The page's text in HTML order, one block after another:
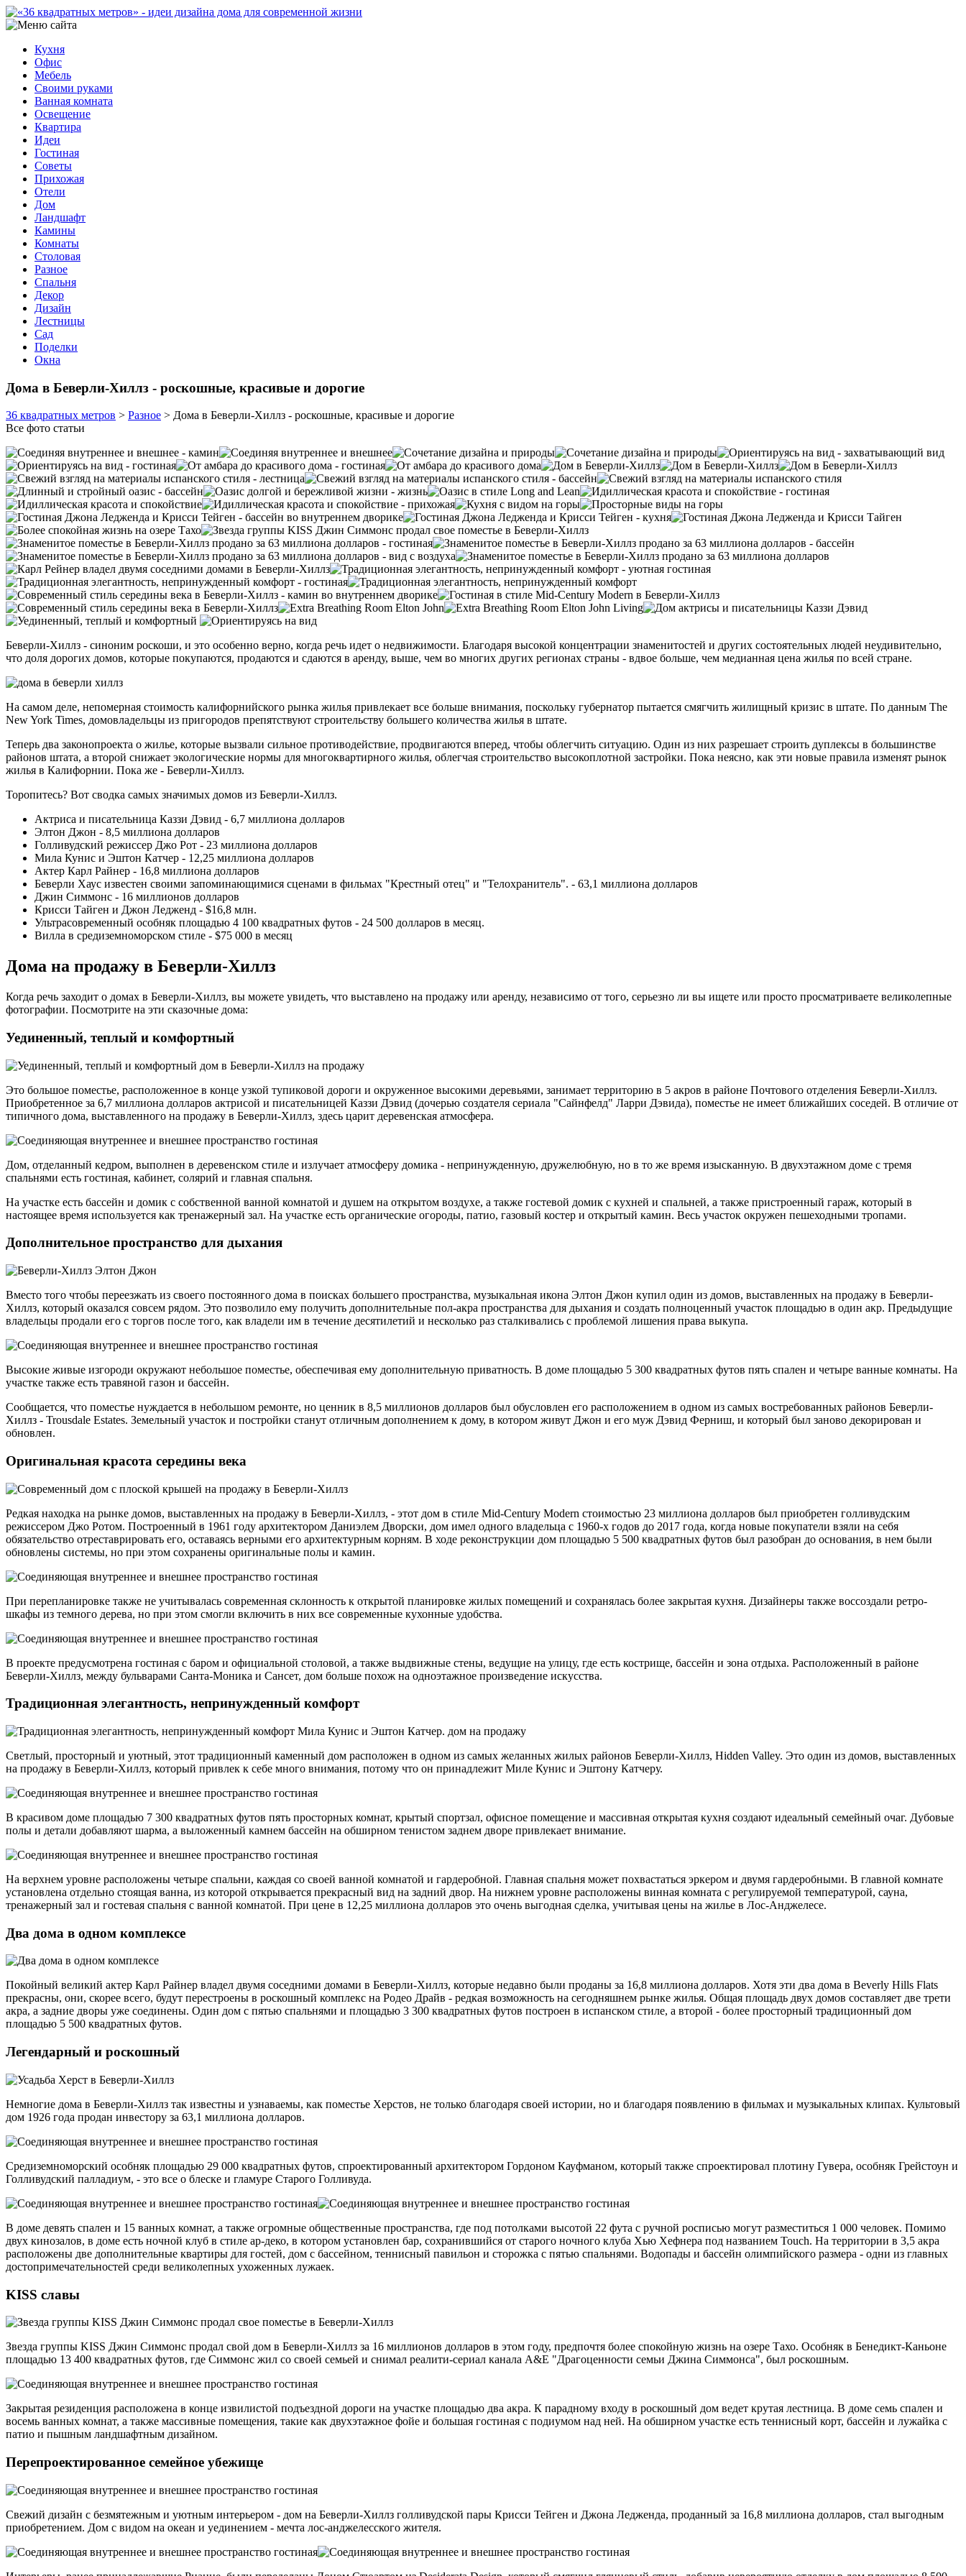
Кухня
Офис
Мебель
Своими руками
Ванная комната
Освещение
Квартира
Идеи
Гостиная
Советы
Прихожая
Отели
Дом
Ландшафт
Камины
Комнаты
Столовая
Разное
Спальня
Декор
Дизайн
Лестницы
Сад
Поделки
Окна
Дома в Беверли-Хиллз - роскошные, красивые и дорогие
36 квадратных метров > Разное > Дома в Беверли-Хиллз - роскошные, красивые и дорогие
Все фото статьи
Беверли-Хиллз - синоним роскоши, и это особенно верно, когда речь идет о недвижимости. Благодаря высокой концентрации знаменитостей и других состоятельных людей неудивительно,
что доля дорогих домов, которые покупаются, продаются и сдаются в аренду, выше, чем во многих других регионах страны - вдвое больше, чем медианная цена жилья по всей стране.
На самом деле, непомерная стоимость калифорнийского рынка жилья привлекает все больше внимания, поскольку губернатор пытается смягчить жилищный кризис в штате. По данным The
New York Times, домовладельцы из пригородов препятствуют строительству большего количества жилья в штате.
Теперь два законопроекта о жилье, которые вызвали сильное противодействие, продвигаются вперед, чтобы облегчить ситуацию. Один из них разрешает строить дуплексы в большинстве
районов штата, а второй снижает экологические нормы для многоквартирного жилья, облегчая строительство высокоплотной застройки. Пока неясно, как эти новые правила изменят рынок
жилья в Калифорнии. Пока же - Беверли-Хиллз.
Торопитесь? Вот сводка самых значимых домов из Беверли-Хиллз.
Актриса и писательница Каззи Дэвид - 6,7 миллиона долларов
Элтон Джон - 8,5 миллиона долларов
Голливудский режиссер Джо Рот - 23 миллиона долларов
Мила Кунис и Эштон Катчер - 12,25 миллиона долларов
Актер Карл Райнер - 16,8 миллиона долларов
Беверли Хаус известен своими запоминающимися сценами в фильмах "Крестный отец" и "Телохранитель". - 63,1 миллиона долларов
Джин Симмонс - 16 миллионов долларов
Крисси Тайген и Джон Ледженд - $16,8 млн.
Ультрасовременный особняк площадью 4 100 квадратных футов - 24 500 долларов в месяц.
Вилла в средиземноморском стиле - $75 000 в месяц
Дома на продажу в Беверли-Хиллз
Когда речь заходит о домах в Беверли-Хиллз, вы можете увидеть, что выставлено на продажу или аренду, независимо от того, серьезно ли вы ищете или просто просматриваете великолепные
фотографии. Посмотрите на эти сказочные дома:
Уединенный, теплый и комфортный
Это большое поместье, расположенное в конце узкой тупиковой дороги и окруженное высокими деревьями, занимает территорию в 5 акров в районе Почтового отделения Беверли-Хиллз.
Приобретенное за 6,7 миллиона долларов актрисой и писательницей Каззи Дэвид (дочерью создателя сериала "Сайнфелд" Ларри Дэвида), поместье не имеет ближайших соседей. В отличие от
типичного дома, выставленного на продажу в Беверли-Хиллз, здесь царит деревенская атмосфера.
Дом, отделанный кедром, выполнен в деревенском стиле и излучает атмосферу домика - непринужденную, дружелюбную, но в то же время изысканную. В двухэтажном доме с тремя
спальнями есть гостиная, кабинет, солярий и главная спальня.
На участке есть бассейн и домик с собственной ванной комнатой и душем на открытом воздухе, а также гостевой домик с кухней и спальней, а также пристроенный гараж, который в
настоящее время используется как тренажерный зал. На участке есть органические огороды, патио, газовый костер и открытый камин. Весь участок окружен пешеходными тропами.
Дополнительное пространство для дыхания
Вместо того чтобы переезжать из своего постоянного дома в поисках большего пространства, музыкальная икона Элтон Джон купил один из домов, выставленных на продажу в Беверли-
Хиллз, который оказался совсем рядом. Это позволило ему получить дополнительные пол-акра пространства для дыхания и создать полноценный участок площадью в один акр. Предыдущие
владельцы продали его с торгов после того, как владели им в течение десятилетий и несколько раз сталкивались с проблемой лишения права выкупа.
Высокие живые изгороди окружают небольшое поместье, обеспечивая ему дополнительную приватность. В доме площадью 5 300 квадратных футов пять спален и четыре ванные комнаты. На
участке также есть травяной газон и бассейн.
Сообщается, что поместье нуждается в небольшом ремонте, но ценник в 8,5 миллионов долларов был обусловлен его расположением в одном из самых востребованных районов Беверли-
Хиллз - Trousdale Estates. Земельный участок и постройки станут отличным дополнением к дому, в котором живут Джон и его муж Дэвид Ферниш, и который был заново декорирован и
обновлен.
Оригинальная красота середины века
Редкая находка на рынке домов, выставленных на продажу в Беверли-Хиллз, - этот дом в стиле Mid-Century Modern стоимостью 23 миллиона долларов был приобретен голливудским
режиссером Джо Ротом. Построенный в 1961 году архитектором Даниэлем Дворски, дом имел одного владельца с 1960-х годов до 2017 года, когда новые покупатели взяли на себя
обязательство отреставрировать его, оставаясь верными его архитектурным корням. В ходе реконструкции дом площадью 5 500 квадратных футов был разобран до основания, в нем были
обновлены системы, но при этом сохранены оригинальные полы и камин.
При перепланировке также не учитывалась современная склонность к открытой планировке жилых помещений и сохранялась более закрытая кухня. Дизайнеры также воссоздали ретро-
шкафы из темного дерева, но при этом смогли включить в них все современные кухонные удобства.
В проекте предусмотрена гостиная с баром и официальной столовой, а также выдвижные стены, ведущие на улицу, где есть кострище, бассейн и зона отдыха. Расположенный в районе
Беверли-Хиллз, между бульварами Санта-Моника и Сансет, дом больше похож на одноэтажное произведение искусства.
Традиционная элегантность, непринужденный комфорт
Светлый, просторный и уютный, этот традиционный каменный дом расположен в одном из самых желанных жилых районов Беверли-Хиллз, Hidden Valley. Это один из домов, выставленных
на продажу в Беверли-Хиллз, который привлек к себе много внимания, потому что он принадлежит Миле Кунис и Эштону Катчеру.
В красивом доме площадью 7 300 квадратных футов пять просторных комнат, крытый спортзал, офисное помещение и массивная открытая кухня создают идеальный семейный очаг. Дубовые
полы и детали добавляют шарма, а выложенный камнем бассейн на обширном тенистом заднем дворе привлекает внимание.
На верхнем уровне расположены четыре спальни, каждая со своей ванной комнатой и гардеробной. Главная спальня может похвастаться эркером и двумя гардеробными. В главной комнате
установлена отдельно стоящая ванна, из которой открывается прекрасный вид на задний двор. На нижнем уровне расположены винная комната с регулируемой температурой, сауна,
тренажерный зал и гостевая спальня с ванной комнатой. При цене в 12,25 миллиона долларов это очень выгодная сделка, учитывая цены на жилье в Лос-Анджелесе.
Два дома в одном комплексе
Покойный великий актер Карл Райнер владел двумя соседними домами в Беверли-Хиллз, которые недавно были проданы за 16,8 миллиона долларов. Хотя эти два дома в Beverly Hills Flats
прекрасны, они, скорее всего, будут перестроены в роскошный комплекс на Родео Драйв - редкая возможность на сегодняшнем рынке жилья. Общая площадь двух домов составляет две трети
акра, а задние дворы уже соединены. Один дом с пятью спальнями и площадью 3 300 квадратных футов построен в испанском стиле, а второй - более просторный традиционный дом
площадью 5 500 квадратных футов.
Легендарный и роскошный
Немногие дома в Беверли-Хиллз так известны и узнаваемы, как поместье Херстов, не только благодаря своей истории, но и благодаря появлению в фильмах и музыкальных клипах. Культовый
дом 1926 года продан инвестору за 63,1 миллиона долларов.
Средиземноморский особняк площадью 29 000 квадратных футов, спроектированный архитектором Гордоном Кауфманом, который также спроектировал плотину Гувера, особняк Грейстоун и
Голливудский палладиум, - это все о блеске и гламуре Старого Голливуда.
В доме девять спален и 15 ванных комнат, а также огромные общественные пространства, где под потолками высотой 22 фута с ручной росписью могут разместиться 1 000 человек. Помимо
двух кинозалов, в доме есть ночной клуб в стиле ар-деко, в котором установлен бар, сохранившийся от старого ночного клуба Хью Хефнера под названием Touch. На территории в 3,5 акра
расположены две дополнительные квартиры для гостей, дом с бассейном, теннисный павильон и сторожка с пятью спальнями. Водопады и бассейн олимпийского размера - одни из главных
достопримечательностей среди великолепных ухоженных лужаек.
KISS славы
Звезда группы KISS Джин Симмонс продал свой дом в Беверли-Хиллз за 16 миллионов долларов в этом году, предпочтя более спокойную жизнь на озере Тахо. Особняк в Бенедикт-Каньоне
площадью 13 400 квадратных футов, где Симмонс жил со своей семьей и снимал реалити-сериал канала A&E "Драгоценности семьи Джина Симмонса", был роскошным.
Закрытая резиденция расположена в конце извилистой подъездной дороги на участке площадью два акра. К парадному входу в роскошный дом ведет крутая лестница. В доме семь спален и
восемь ванных комнат, а также массивные помещения, такие как двухэтажное фойе и большая гостиная с подиумом над ней. На обширном участке есть теннисный корт, бассейн и лужайка с
патио и пышным ландшафтным дизайном.
Перепроектированное семейное убежище
Свежий дизайн с безмятежным и уютным интерьером - дом на Беверли-Хиллз голливудской пары Крисси Тейген и Джона Ледженда, проданный за 16,8 миллиона долларов, стал выгодным
приобретением. Дом с видом на океан и уединением - мечта лос-анджелесского жителя.